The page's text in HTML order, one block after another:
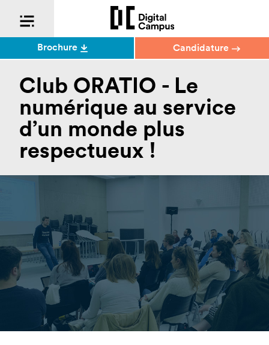
Club ORATIO - Le
numérique au service
d’un monde plus
respectueux !
Brochure Candidature